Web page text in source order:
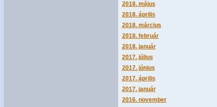
2018. május
2018. április
2018. március
2018. február
2018. január
2017. július
2017. június
2017. április
2017. január
2016. november